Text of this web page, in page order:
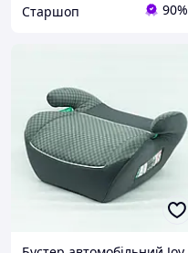
Старшоп 90%